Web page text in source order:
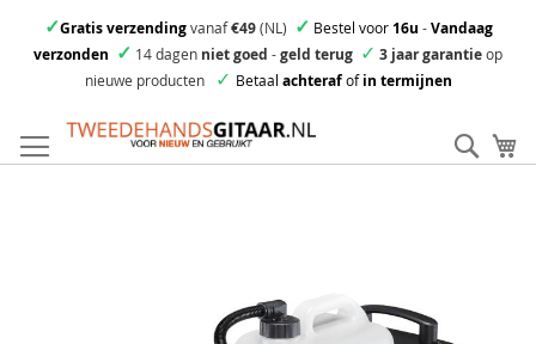
✓Gratis verzendingvanaf€49(NL) ✓ Bestel voor16u -Vandaag
verzonden ✓ 14 dagen niet goed -geld terug ✓ 3 jaar garantieop
nieuwe producten
✓ Betaal achterafofin termijnen
direct
door